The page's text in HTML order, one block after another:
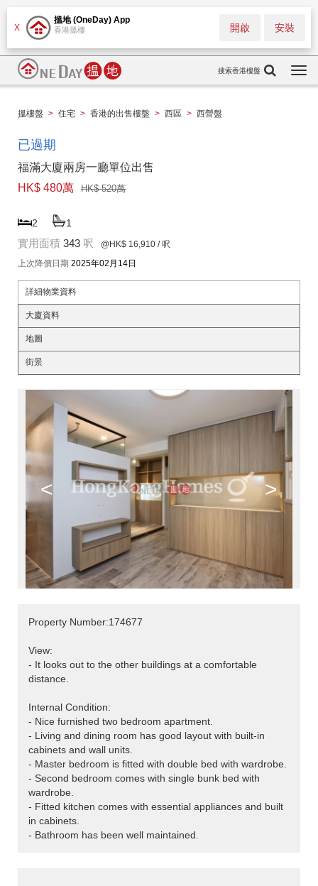
X
搵地 (OneDay) App
香港搵樓 安裝
開啟
搜索香港樓盤
搵樓盤 > 住宅 > 香港的出售樓盤 > 西區 > 西營盤
已過期
福滿大廈兩房一廳單位出售
HK$ 480萬
HK$ 520萬
2 1
實用面積 343 呎 @HK$ 16,910 / 呎
上次降價日期 2025年02月14日
詳細物業資料
大廈資料
地圖
街景
< >
Property Number:174677
View:
- It looks out to the other buildings at a comfortable
distance.
Internal Condition:
- Nice furnished two bedroom apartment.
- Living and dining room has good layout with built-in
cabinets and wall units.
- Master bedroom is fitted with double bed with wardrobe.
- Second bedroom comes with single bunk bed with
wardrobe.
- Fitted kitchen comes with essential appliances and built
in cabinets.
- Bathroom has been well maintained.